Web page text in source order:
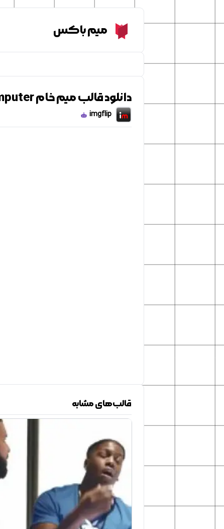
Meme Boxمیم باکس
دانلود قالب میم خام Pepe computer
imgflip
قالب‌های مشابه